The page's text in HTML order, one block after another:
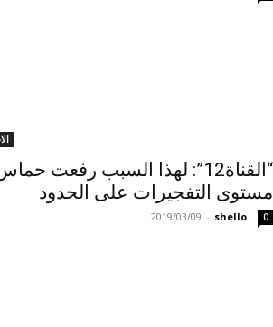
“القناة12”: لهذا السبب رفعت
مستوى التفجيرات على الحدود
shello
-
2019/03/09 0